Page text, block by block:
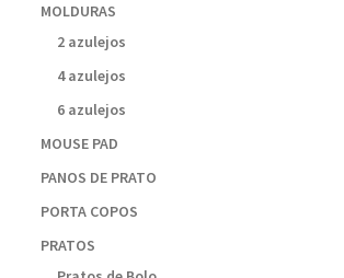
MOLDURAS
2 azulejos
4 azulejos
6 azulejos
MOUSE PAD
PANOS DE PRATO
PORTA COPOS
PRATOS